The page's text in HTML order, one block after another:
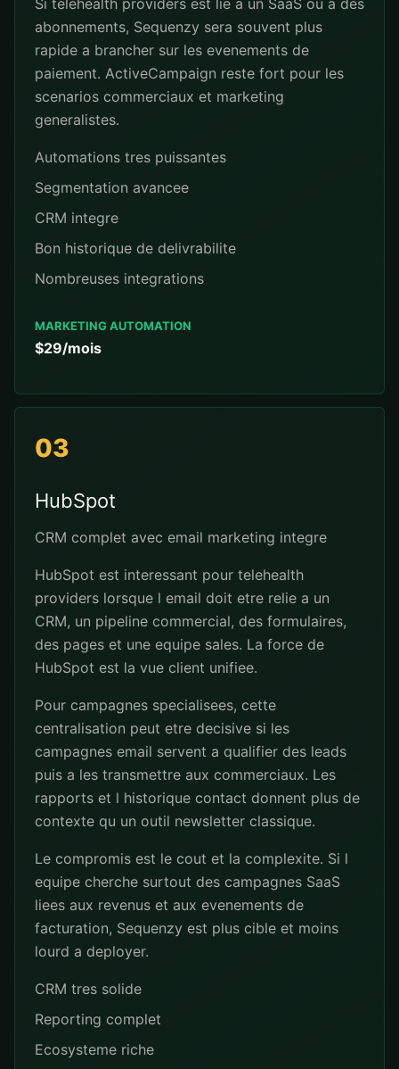
Si telehealth providers est lie a un SaaS ou a des
abonnements, Sequenzy sera souvent plus
rapide a brancher sur les evenements de
paiement. ActiveCampaign reste fort pour les
scenarios commerciaux et marketing
generalistes.
Automations tres puissantes
Segmentation avancee
CRM integre
Bon historique de delivrabilite
Nombreuses integrations
MARKETING AUTOMATION
$29/mois
03
HubSpot
CRM complet avec email marketing integre
HubSpot est interessant pour telehealth
providers lorsque l email doit etre relie a un
CRM, un pipeline commercial, des formulaires,
des pages et une equipe sales. La force de
HubSpot est la vue client unifiee.
Pour campagnes specialisees, cette
centralisation peut etre decisive si les
campagnes email servent a qualifier des leads
puis a les transmettre aux commerciaux. Les
rapports et l historique contact donnent plus de
contexte qu un outil newsletter classique.
Le compromis est le cout et la complexite. Si l
equipe cherche surtout des campagnes SaaS
liees aux revenus et aux evenements de
facturation, Sequenzy est plus cible et moins
lourd a deployer.
CRM tres solide
Reporting complet
Ecosysteme riche